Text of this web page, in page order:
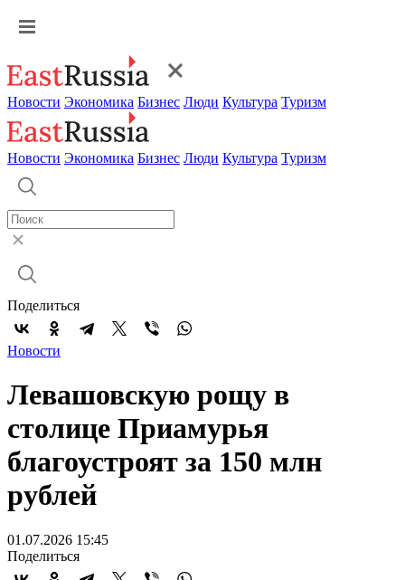
Новости Экономика Бизнес Люди Культура Туризм
Новости Экономика Бизнес Люди Культура Туризм
Поделиться
Новости
Левашовскую рощу в
столице Приамурья
благоустроят за 150 млн
рублей
01.07.2026 15:45
Поделиться